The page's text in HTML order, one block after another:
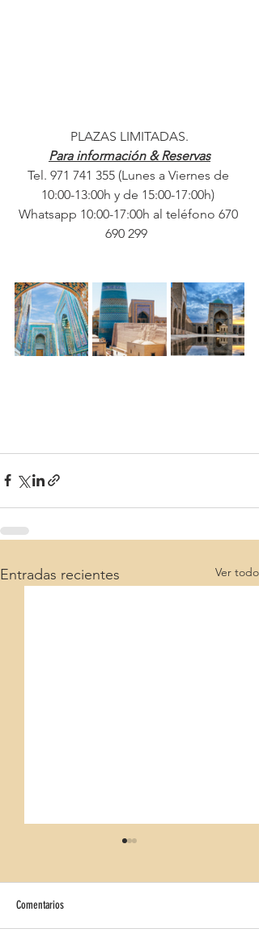
PLAZAS LIMITADAS.
Para información & Reservas
Tel. 971 741 355 (Lunes a Viernes de
10:00-13:00h y de 15:00-17:00h)
Whatsapp 10:00-17:00h al teléfono 670
690 299
Entradas recientes Ver todo
Comentarios